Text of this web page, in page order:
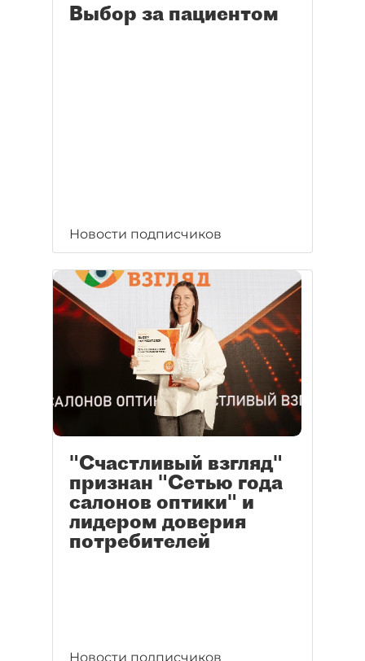
Выбор за пациентом
Новости подписчиков
"Счастливый взгляд"
признан "Сетью года
салонов оптики" и
лидером доверия
потребителей
Новости подписчиков